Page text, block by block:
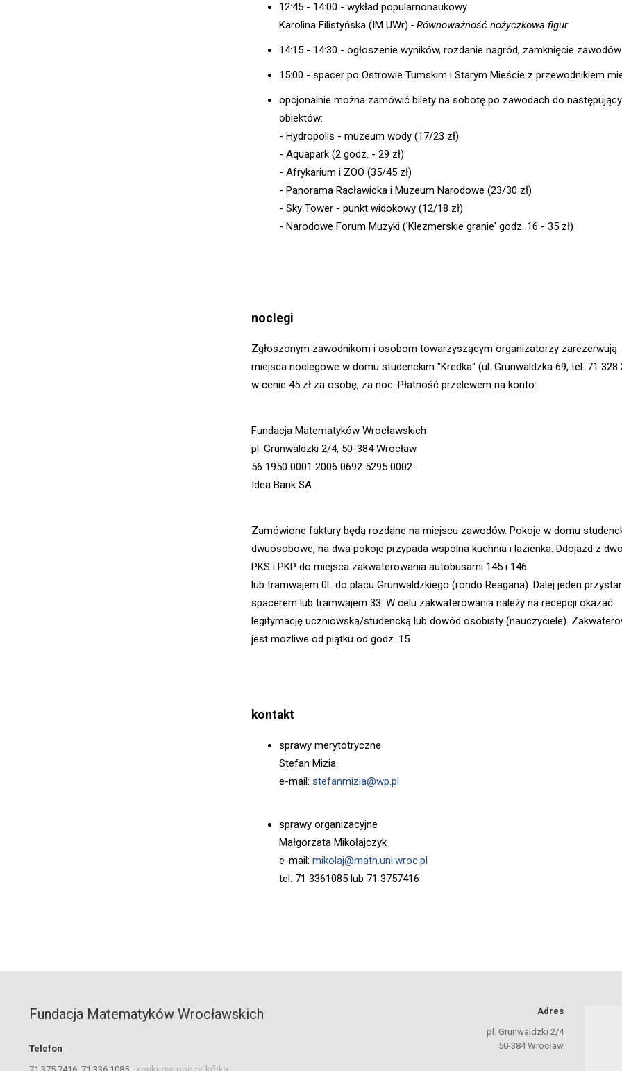
12:45 - 14:00 - wykład popularnonaukowy
Karolina Filistyńska (IM UWr) - Równoważność nożyczkowa figur
14:15 - 14:30 - ogłoszenie wyników, rozdanie nagród, zamknięcie zawodów
15:00 - spacer po Ostrowie Tumskim i Starym Mieście z przewodnikiem
opcjonalnie można zamówić bilety na sobotę po zawodach do
obiektów:
- Hydropolis - muzeum wody (17/23 zł)
- Aquapark (2 godz. - 29 zł)
- Afrykarium i ZOO (35/45 zł)
- Panorama Racławicka i Muzeum Narodowe (23/30 zł)
- Sky Tower - punkt widokowy (12/18 zł)
- Narodowe Forum Muzyki ('Klezmerskie granie' godz. 16 - 35 zł)
noclegi
Zgłoszonym zawodnikom i osobom towarzyszącym organizatorzy zarezerwują
miejsca noclegowe w domu studenckim "Kredka" (ul. Grunwaldzka 69, tel. 71 328
w cenie 45 zł za osobę, za noc. Płatność przelewem na konto:
Fundacja Matematyków Wrocławskich
pl. Grunwaldzki 2/4, 50-384 Wrocław
56 1950 0001 2006 0692 5295 0002
Idea Bank SA
Zamówione faktury będą rozdane na miejscu zawodów. Pokoje w domu
dwuosobowe, na dwa pokoje przypada wspólna kuchnia i lazienka. Ddojazd z
PKS i PKP do miejsca zakwaterowania autobusami 145 i 146
lub tramwajem 0L do placu Grunwaldzkiego (rondo Reagana). Dalej jeden
spacerem lub tramwajem 33. W celu zakwaterowania należy na recepcji okazać
legitymację uczniowską/studencką lub dowód osobisty (nauczyciele).
jest mozliwe od piątku od godz. 15.
kontakt
sprawy merytotryczne
Stefan Mizia
e-mail: stefanmizia@wp.pl
sprawy organizacyjne
Małgorzata Mikołajczyk
e-mail: mikolaj@math.uni.wroc.pl
tel. 71 3361085 lub 71 3757416
Fundacja Matematyków Wrocławskich
Telefon
Adres
pl. Grunwaldzki 2/4
50-384 Wrocław